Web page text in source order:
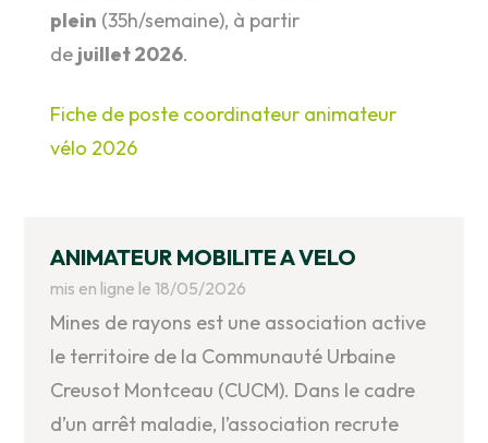
plein (35h/semaine), à partir
de juillet 2026.
Fiche de poste coordinateur animateur
vélo 2026
ANIMATEUR MOBILITE A VELO
mis en ligne le 18/05/2026
Mines de rayons est une association active
le territoire de la Communauté Urbaine
Creusot Montceau (CUCM). Dans le cadre
d’un arrêt maladie, l’association recrute